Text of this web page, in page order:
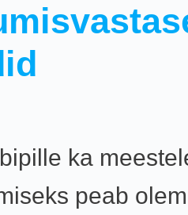
ka
peab